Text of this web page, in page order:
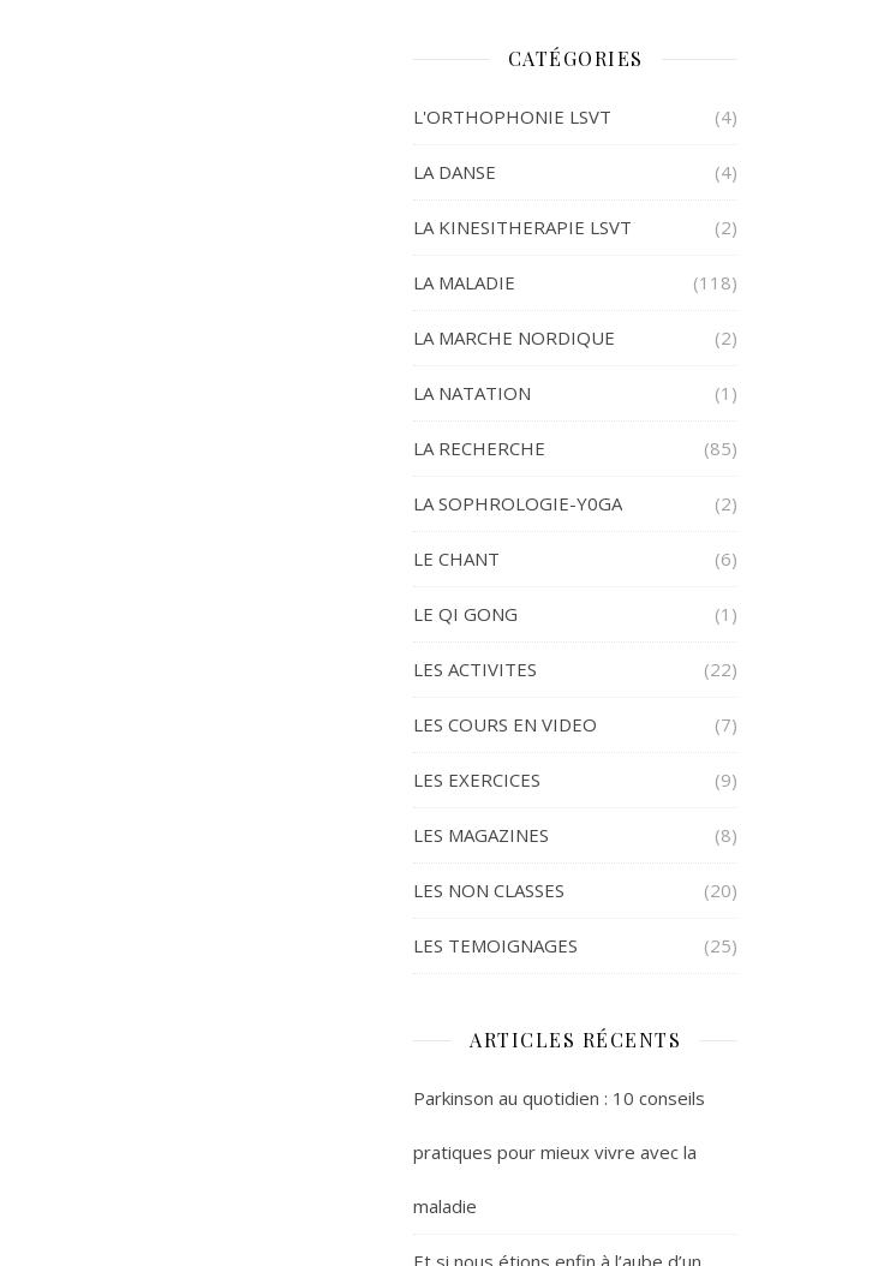
CATÉGORIES
L'ORTHOPHONIE LSVT (4)
LA DANSE (4)
LA KINESITHERAPIE LSVT (2)
LA MALADIE (118)
LA MARCHE NORDIQUE (2)
LA NATATION (1)
LA RECHERCHE (85)
LA SOPHROLOGIE-Y0GA (2)
LE CHANT (6)
LE QI GONG (1)
LES ACTIVITES (22)
LES COURS EN VIDEO (7)
LES EXERCICES (9)
LES MAGAZINES (8)
LES NON CLASSES (20)
LES TEMOIGNAGES (25)
ARTICLES RÉCENTS
Parkinson au quotidien : 10 conseils
pratiques pour mieux vivre avec la
maladie